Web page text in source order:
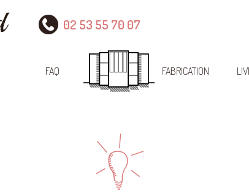
02 53 55 70 07
FAQ FABRICATION